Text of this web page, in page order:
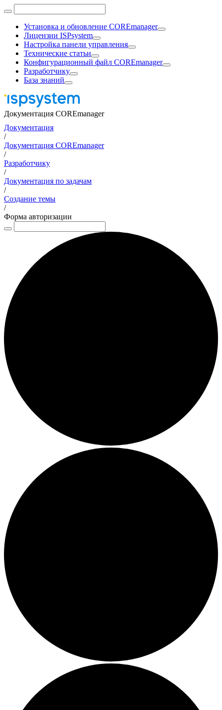
Установка и обновление COREmanager
Лицензии ISPsystem
Настройка панели управления
Технические статьи
Конфигурационный файл COREmanager
Разработчику
База знаний
Документация COREmanager
Документация
/
Документация COREmanager
/
Разработчику
/
Документация по задачам
/
Создание темы
/
Форма авторизации